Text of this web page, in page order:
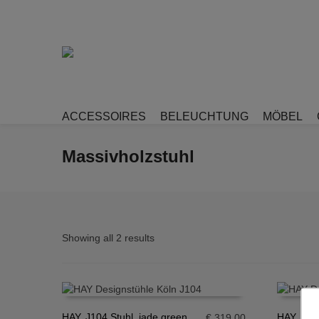
ACCESSOIRES BELEUCHTUNG MÖBEL
Massivholzstuhl
Showing all 2 results